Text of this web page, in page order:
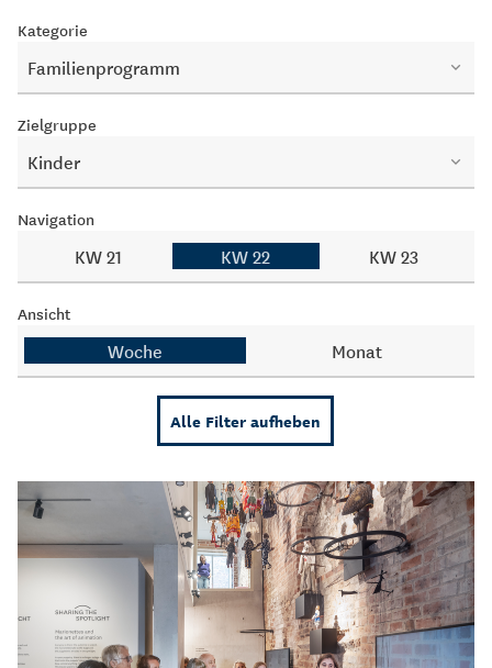
Kategorie
Familienprogramm
Zielgruppe
Kinder
Navigation
KW 21 KW 22 KW 23
Ansicht
Woche Monat
Alle Filter aufheben